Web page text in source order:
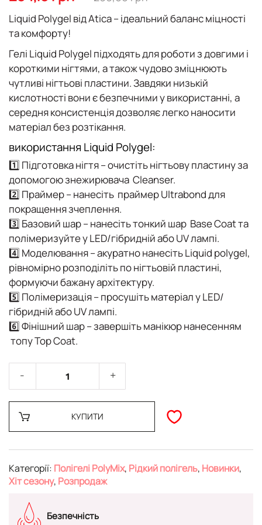
галереї
зображень
Liquid Polygel від Atica – ідеальний баланс міцності
та комфорту!
Гелі Liquid Polygel підходять для роботи з довгими і
короткими нігтями, а також чудово зміцнюють
чутливі нігтьові пластини. Завдяки низькій
кислотності вони є безпечними у використанні, а
середня консистенціядозволяє легко наносити
матеріал без розтікання.
використання Liquid Polygel:
1️⃣ Підготовка нігтя– очистіть нігтьову пластину за
допомогою знежирювача Cleanser.
2️⃣ Праймер– нанесіть праймер Ultrabondдля
покращення зчеплення.
3️⃣ Базовий шар– нанесіть тонкий шар Base Coatта
полімеризуйте у LED/гібридній або UV лампі.
4️⃣ Моделювання– акуратно нанесітьLiquid polygel,
рівномірно розподіліть по нігтьовій пластині,
формуючи бажану архітектуру.
5️⃣ Полімеризація– просушіть матеріал у LED/
гібридній або UV лампі.
6️⃣Фінішний шар– завершіть манікюр нанесенням
топу Top Coat.
КУПИТИ
Категорії: Полігелі PolyMix, Рідкий полігель, Новинки,
Хіт сезону, Розпродаж
Безпечність